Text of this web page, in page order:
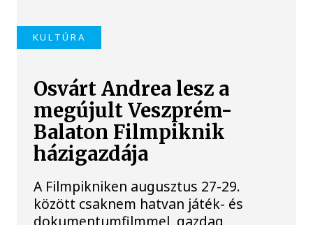
KULTÚRA
Osvárt Andrea lesz a
megújult Veszprém-
Balaton Filmpiknik
házigazdája
A Filmpikniken augusztus 27-29.
között csaknem hatvan játék- és